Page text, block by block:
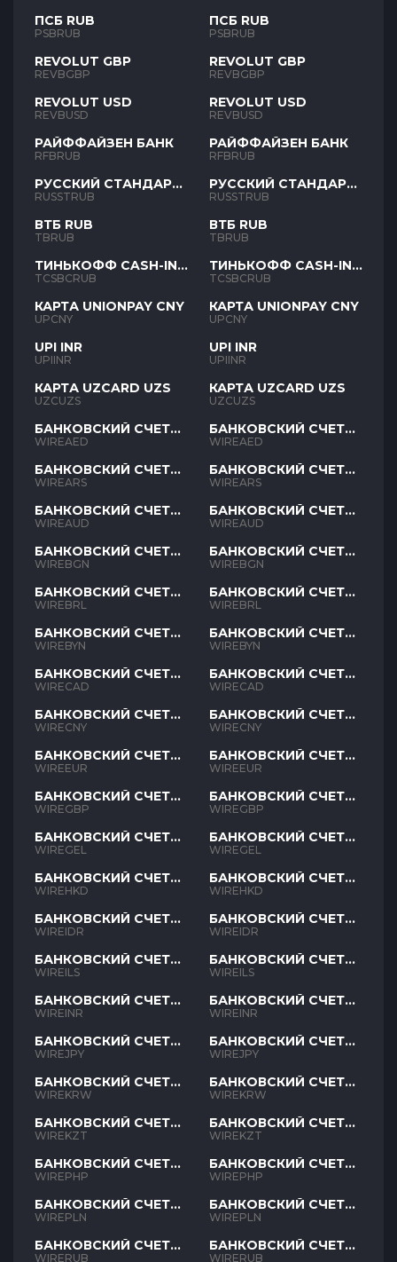
ПСБ RUB
PSBRUB
REVOLUT GBP
REVBGBP
REVOLUT USD
REVBUSD
РАЙФФАЙЗЕН БАНК
RFBRUB
РУССКИЙ СТАНДАРТ
RUB
RUSSTRUB
ВТБ RUB
TBRUB
ТИНЬКОФФ CASH-IN
RUB
TCSBCRUB
КАРТА UNIONPAY CNY
UPCNY
UPI INR
UPIINR
КАРТА UZCARD UZS
UZCUZS
БАНКОВСКИЙ СЧЕТ
AED
WIREAED
БАНКОВСКИЙ СЧЕТ
ARS
WIREARS
БАНКОВСКИЙ СЧЕТ
AUD
WIREAUD
БАНКОВСКИЙ СЧЕТ
BGN
WIREBGN
БАНКОВСКИЙ СЧЕТ
BRL
WIREBRL
БАНКОВСКИЙ СЧЕТ
BYN
WIREBYN
БАНКОВСКИЙ СЧЕТ
CAD
WIRECAD
БАНКОВСКИЙ СЧЕТ
CNY
WIRECNY
БАНКОВСКИЙ СЧЕТ
EUR
WIREEUR
БАНКОВСКИЙ СЧЕТ
GBP
WIREGBP
БАНКОВСКИЙ СЧЕТ
GEL
WIREGEL
БАНКОВСКИЙ СЧЕТ
HKD
WIREHKD
БАНКОВСКИЙ СЧЕТ
IDR
WIREIDR
БАНКОВСКИЙ СЧЕТ
ILS
WIREILS
БАНКОВСКИЙ СЧЕТ
INR
WIREINR
БАНКОВСКИЙ СЧЕТ
JPY
WIREJPY
БАНКОВСКИЙ СЧЕТ
KRW
WIREKRW
БАНКОВСКИЙ СЧЕТ
KZT
WIREKZT
БАНКОВСКИЙ СЧЕТ
PHP
WIREPHP
БАНКОВСКИЙ СЧЕТ
PLN
WIREPLN
БАНКОВСКИЙ СЧЕТ
RUB
WIRERUB
ПСБ RUB
PSBRUB
REVOLUT GBP
REVBGBP
REVOLUT USD
REVBUSD
РАЙФФАЙЗЕН БАНК
RFBRUB
РУССКИЙ СТАНДАРТ
RUB
RUSSTRUB
ВТБ RUB
TBRUB
ТИНЬКОФФ CASH-IN
RUB
TCSBCRUB
КАРТА UNIONPAY CNY
UPCNY
UPI INR
UPIINR
КАРТА UZCARD UZS
UZCUZS
БАНКОВСКИЙ СЧЕТ
AED
WIREAED
БАНКОВСКИЙ СЧЕТ
ARS
WIREARS
БАНКОВСКИЙ СЧЕТ
AUD
WIREAUD
БАНКОВСКИЙ СЧЕТ
BGN
WIREBGN
БАНКОВСКИЙ СЧЕТ
BRL
WIREBRL
БАНКОВСКИЙ СЧЕТ
BYN
WIREBYN
БАНКОВСКИЙ СЧЕТ
CAD
WIRECAD
БАНКОВСКИЙ СЧЕТ
CNY
WIRECNY
БАНКОВСКИЙ СЧЕТ
EUR
WIREEUR
БАНКОВСКИЙ СЧЕТ
GBP
WIREGBP
БАНКОВСКИЙ СЧЕТ
GEL
WIREGEL
БАНКОВСКИЙ СЧЕТ
HKD
WIREHKD
БАНКОВСКИЙ СЧЕТ
IDR
WIREIDR
БАНКОВСКИЙ СЧЕТ
ILS
WIREILS
БАНКОВСКИЙ СЧЕТ
INR
WIREINR
БАНКОВСКИЙ СЧЕТ
JPY
WIREJPY
БАНКОВСКИЙ СЧЕТ
KRW
WIREKRW
БАНКОВСКИЙ СЧЕТ
KZT
WIREKZT
БАНКОВСКИЙ СЧЕТ
PHP
WIREPHP
БАНКОВСКИЙ СЧЕТ
PLN
WIREPLN
БАНКОВСКИЙ СЧЕТ
RUB
WIRERUB